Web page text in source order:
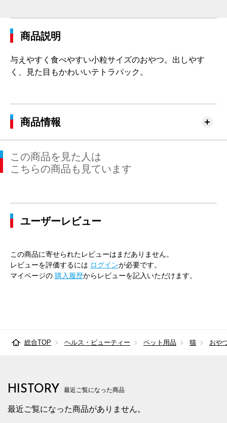
商品説明
与えやすく食べやすい小粒サイズのおやつ。出しやす
く、見た目もかわいいテトラパック。
商品情報
この商品を見た人は
こちらの商品も見ています
ユーザーレビュー
この商品に寄せられたレビューはまだありません。
レビューを評価するには ログインが必要です。
マイページの 購入履歴からレビューを記入いただけます。
総合TOP ヘルス・ビューティー ペット用品 猫 おや
HISTORY 最近ご覧になった商品
最近ご覧になった商品がありません。